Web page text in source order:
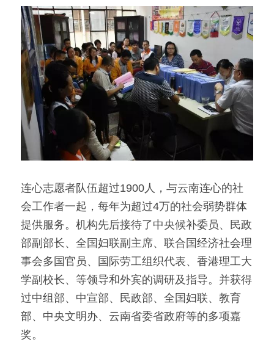
连心志愿者队伍超过1900人，与云南连心的社
会工作者一起，每年为超过4万的社会弱势群体
提供服务。机构先后接待了中央候补委员、民政
部副部长、全国妇联副主席、联合国经济社会理
事会多国官员、国际劳工组织代表、香港理工大
学副校长、等领导和外宾的调研及指导。并获得
过中组部、中宣部、民政部、全国妇联、教育
部、中央文明办、云南省委省政府等的多项嘉
奖。